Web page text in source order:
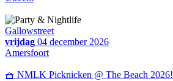
Gallowstreet
vrijdag 04 december 2026
Amersfoort
🧺 NMLK Picknicken @ The Beach 2026!